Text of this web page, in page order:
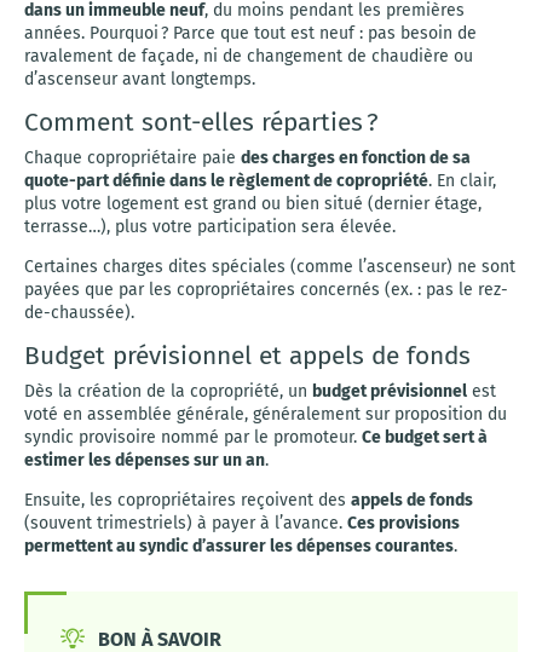
dans un immeuble neuf, du moins pendant les premières
années. Pourquoi ? Parce que tout est neuf : pas besoin de
ravalement de façade, ni de changement de chaudière ou
d’ascenseur avant longtemps.
Comment sont-elles réparties ?
Chaque copropriétaire paie des charges en fonction de sa
quote-part définie dans le règlement de copropriété. En clair,
plus votre logement est grand ou bien situé (dernier étage,
terrasse…), plus votre participation sera élevée.
Certaines charges dites spéciales (comme l’ascenseur) ne sont
payées que par les copropriétaires concernés (ex. : pas le rez-
de-chaussée).
Budget prévisionnel et appels de fonds
Dès la création de la copropriété, un budget prévisionnel est
voté en assemblée générale, généralement sur proposition du
syndic provisoire nommé par le promoteur. Ce budget sert à
estimer les dépenses sur un an.
Ensuite, les copropriétaires reçoivent des appels de fonds
(souvent trimestriels) à payer à l’avance. Ces provisions
permettent au syndic d’assurer les dépenses courantes.
BON À SAVOIR